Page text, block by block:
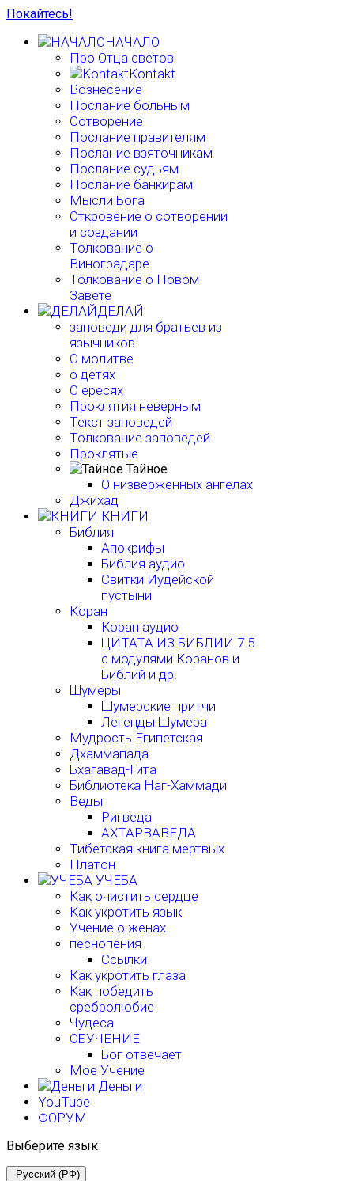
Покайтесь!
НАЧАЛО
Про Отца светов
Kontakt
Вознесение
Послание больным
Сотворение
Послание правителям
Послание взяточникам
Послание судьям
Послание банкирам
Мысли Бога
Откровение о сотворении
и создании
Толкование о
Виноградаре
Толкование о Новом
Завете
ДЕЛАЙ
заповеди для братьев из
язычников
О молитве
о детях
О ересях
Проклятия неверным
Текст заповедей
Толкование заповедей
Проклятые
Тайное
О низверженных ангелах
Джихад
КНИГИ
Библия
Апокрифы
Библия аудио
Свитки Иудейской
пустыни
Коран
Коран аудио
ЦИТАТА ИЗ БИБЛИИ 7.5
с модулями Коранов и
Библий и др.
Шумеры
Шумерские притчи
Легенды Шумера
Мудрость Египетская
Дхаммапада
Бхагавад-Гита
Библиотека Наг-Хаммади
Веды
Ригведа
АХТАРВАВЕДА
Тибетская книга мертвых
Платон
УЧЕБА
Как очистить сердце
Как укротить язык
Учение о женах
песнопения
Ссылки
Как укротить глаза
Как победить
сребролюбие
Чудеса
ОБУЧЕНИЕ
Бог отвечает
Мое Учение
Деньги
YouTube
ФОРУМ
Выберите язык
Русский (РФ)